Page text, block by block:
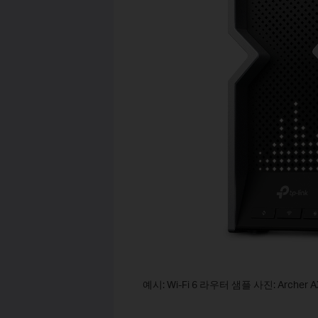
예시: Wi-Fi 6 라우터 샘플 사진: Archer